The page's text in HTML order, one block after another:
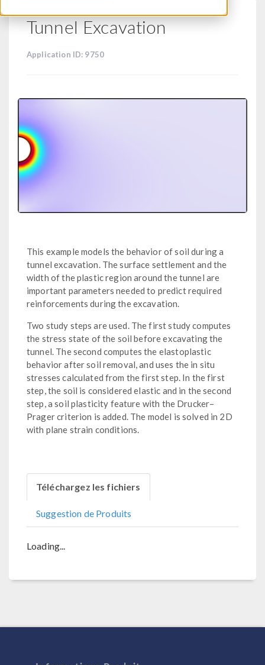
Tunnel Excavation
Application ID: 9750
This example models the behavior of soil during a
tunnel excavation. The surface settlement and the
width of the plastic region around the tunnel are
important parameters needed to predict required
reinforcements during the excavation.
Two study steps are used. The first study computes
the stress state of the soil before excavating the
tunnel. The second computes the elastoplastic
behavior after soil removal, and uses the in situ
stresses calculated from the first step. In the first
step, the soil is considered elastic and in the second
step, a soil plasticity feature with the Drucker–
Prager criterion is added. The model is solved in 2D
with plane strain conditions.
Téléchargez les fichiers
Suggestion de Produits
Loading...